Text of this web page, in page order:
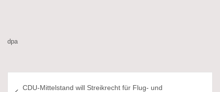
dpa
CDU-Mittelstand will Streikrecht für Flug- und